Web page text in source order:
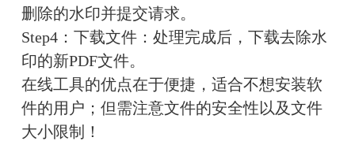
删除的水印并提交请求。
Step4：下载文件：处理完成后，下载去除水
印的新PDF文件。
在线工具的优点在于便捷，适合不想安装软
件的用户；但需注意文件的安全性以及文件
大小限制！